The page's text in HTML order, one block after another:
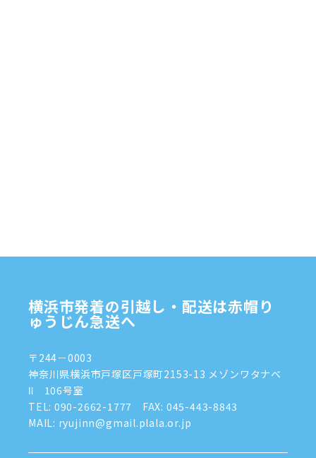
2024年9月(2)
2024年7月
(8)
2024年5月(2)
2024年4月(3)
2024年3月(8)
横浜市発着の引越し・配送は赤帽り
ゅうじん急送へ
〒244－0003
神奈川県横浜市戸塚区戸塚町2153-13 メゾンワタナベ
Ⅱ 106号室
TEL: 090-2662-1777
FAX: 045-443-8843
MAIL: ryujinn@gmail.plala.or.jp